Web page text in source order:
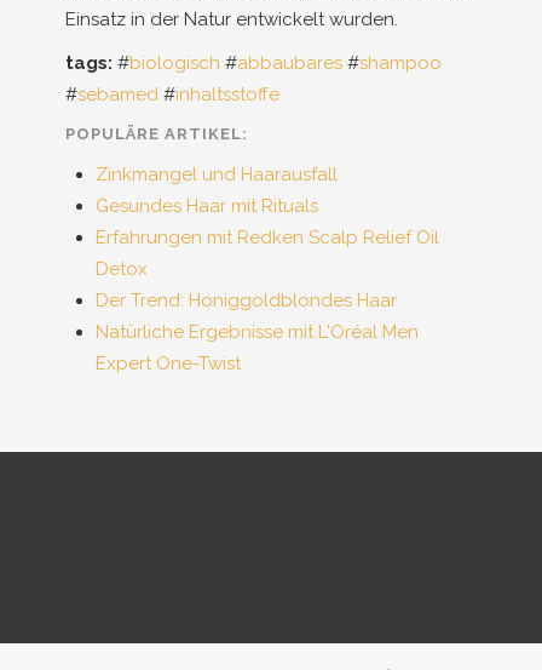
Einsatz in der Natur entwickelt wurden.
tags: #biologisch #abbaubares #shampoo
#sebamed #inhaltsstoffe
POPULÄRE ARTIKEL:
Zinkmangel und Haarausfall
Gesundes Haar mit Rituals
Erfahrungen mit Redken Scalp Relief Oil
Detox
Der Trend: Honiggoldblondes Haar
Natürliche Ergebnisse mit L'Oréal Men
Expert One-Twist